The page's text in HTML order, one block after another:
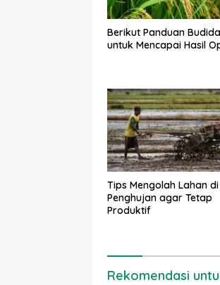
Berikut Panduan
untuk Mencapai Hasil
Tips Mengolah Lahan
Penghujan agar Tetap
Produktif
Rekomendasi